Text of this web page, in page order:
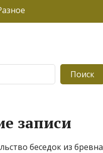
Поиск
записи
беседок из бревна